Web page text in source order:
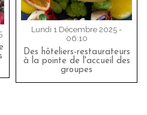
Lundi 1 Décembre 2025 -
06:10
Des hôteliers-restaurateurs
à la pointe de l'accueil des
groupes